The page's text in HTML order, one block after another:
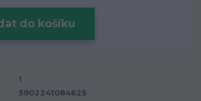
do košíku
1
5902241084625